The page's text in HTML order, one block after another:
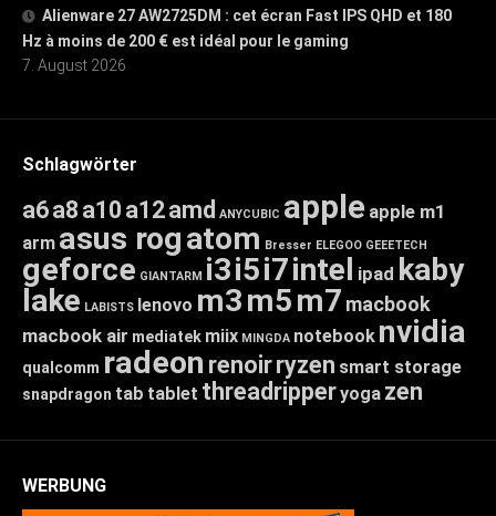
Alienware 27 AW2725DM : cet écran Fast IPS QHD et 180
Hz à moins de 200 € est idéal pour le gaming
7. August 2026
Schlagwörter
a6a8 a10 a12amd ANYCUBIC apple apple m1
arm asus rogatom Bresser ELEGOO GEEETECH
geforce GIANTARM i3i5i7intel ipad kaby
lake LABISTS lenovo m3m5m7 macbook
macbook air mediatek miix MINGDA notebook nvidia
qualcomm radeon renoirryzen smart storage
snapdragon tab tablet threadripperyoga zen
WERBUNG